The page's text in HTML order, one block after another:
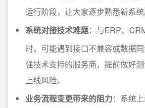
运行阶段，让大家逐步熟悉新系统
系统对接技术难题：与ERP、
时，可能遇到接口不兼容或数据
强技术支持的服务商，提前做好
上线风险。
业务流程变更带来的阻力：系统